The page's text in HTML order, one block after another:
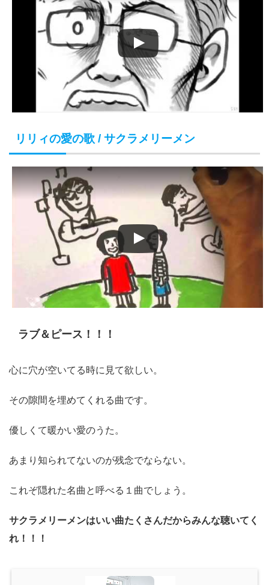
リリィの愛の歌 / サクラメリーメン
ラブ＆ピース！！！
心に穴が空いてる時に見て欲しい。
その隙間を埋めてくれる曲です。
優しくて暖かい愛のうた。
あまり知られてないのが残念でならない。
これぞ隠れた名曲と呼べる１曲でしょう。
サクラメリーメンはいい曲たくさんだからみんな聴いてく
れ！！！